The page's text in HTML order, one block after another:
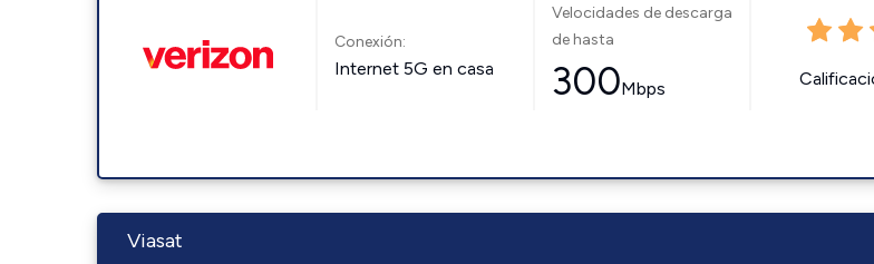
Conexión:
Internet 5G en casa
Velocidades de descarga
de hasta
300Mbps
Viasat